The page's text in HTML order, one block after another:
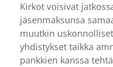
Kirkot voisivat
jäsenmaksunsa
muutkin
yhdistykset taikka
pankkien kanssa